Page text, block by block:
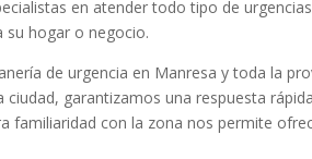
en atender todo tipo de
su hogar o negocio.
de urgencia en Manresa y toda la
garantizamos una respuesta
familiaridad con la zona nos permite